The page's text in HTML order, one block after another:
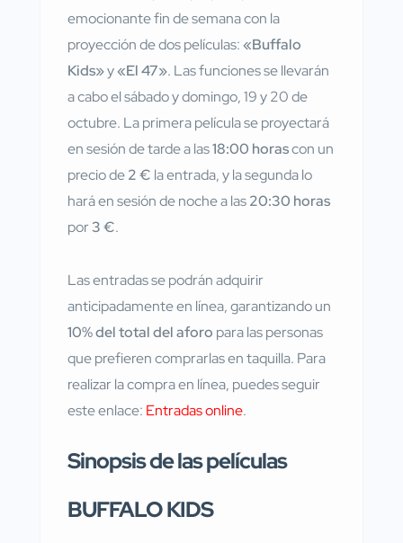
emocionante fin de semana con la
proyección de dos películas:«Buffalo
Kids»y«El 47». Las funciones se llevarán
a cabo el sábado y domingo, 19 y 20 de
octubre. La primera película se proyectará
en sesión de tarde a las18:00 horascon un
precio de2 € la entrada, y la segunda lo
hará en sesión de noche a las20:30 horas
por3 €.
Las entradas se podrán adquirir
anticipadamente en línea, garantizando un
10% del total del aforo para las personas
que prefieren comprarlas en taquilla. Para
realizar la compra en línea, puedes seguir
este enlace: Entradas online.
Sinopsis de las películas
BUFFALO KIDS